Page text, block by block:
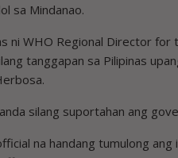
sa Mindanao.
ni WHO Regional Director for
tanggapan sa Pilipinas
silang suportahan ang
na handang tumulong